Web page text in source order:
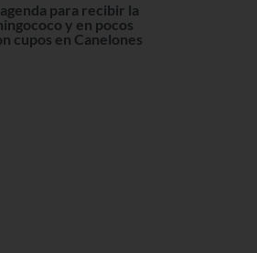
para recibir la
y en pocos
cupos en Canelones